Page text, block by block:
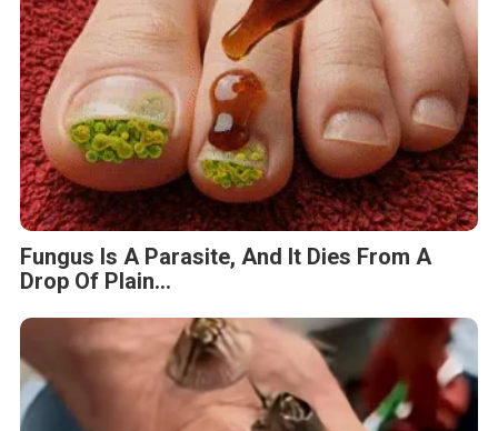
Fungus Is A Parasite, And It Dies From A
Drop Of Plain...